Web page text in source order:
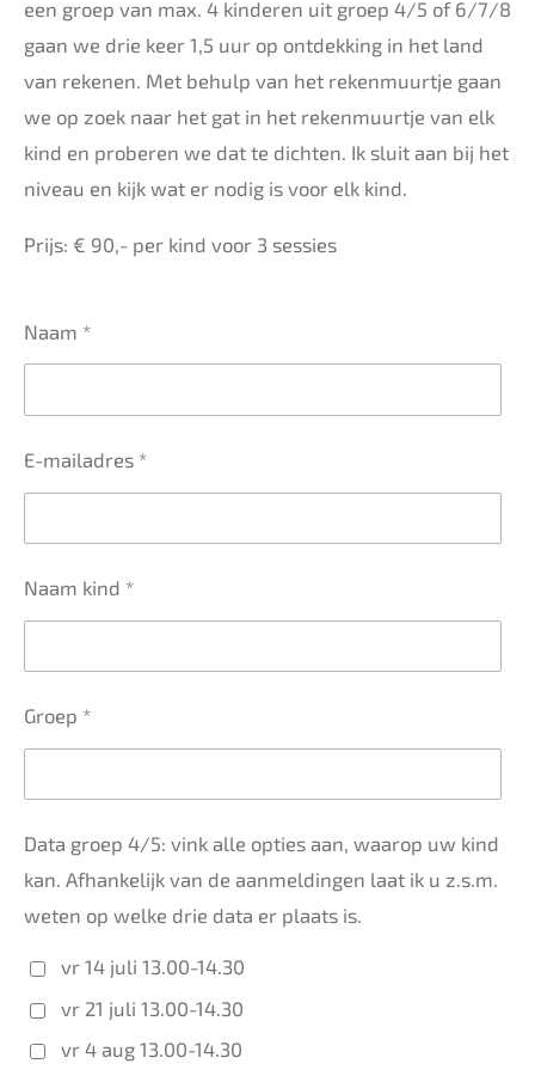
een groep van max. 4 kinderen uit groep 4/5 of 6/7/8
gaan we drie keer 1,5 uur op ontdekking in het land
van rekenen. Met behulp van het rekenmuurtje gaan
we op zoek naar het gat in het rekenmuurtje van elk
kind en proberen we dat te dichten. Ik sluit aan bij het
niveau en kijk wat er nodig is voor elk kind.
Prijs: € 90,- per kind voor 3 sessies
Naam *
E-mailadres *
Naam kind *
Groep *
Data groep 4/5: vink alle opties aan, waarop uw kind
kan. Afhankelijk van de aanmeldingen laat ik u z.s.m.
weten op welke drie data er plaats is.
vr 14 juli 13.00-14.30
vr 21 juli 13.00-14.30
vr 4 aug 13.00-14.30